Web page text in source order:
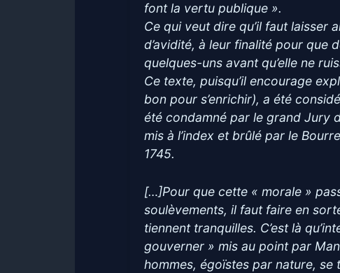
font la vertu publique ».
Ce qui veut dire qu’il faut laisser
d’avidité, à leur finalité pour que
quelques-uns avant qu’elle ne
Ce texte, puisqu’il encourage
bon pour s’enrichir), a été
été condamné par le grand Jury
mis à l’index et brûlé par le
1745.
[…]Pour que cette « morale »
soulèvements, il faut faire en
tiennent tranquilles. C’est là
gouverner » mis au point par
hommes, égoïstes par nature, se